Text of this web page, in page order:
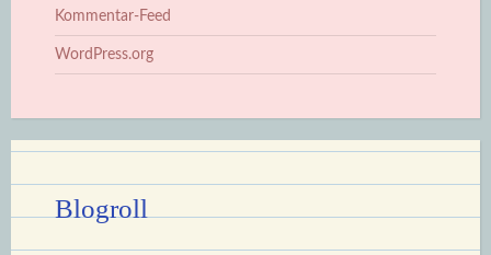
Kommentar-Feed
WordPress.org
Blogroll